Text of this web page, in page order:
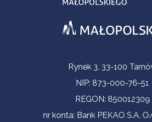
Informacje kontaktowe
Rynek 3, 33-100
NIP: 873-000-76-51
REGON: 850012309
nr konta: Bank PEKAO S.A.